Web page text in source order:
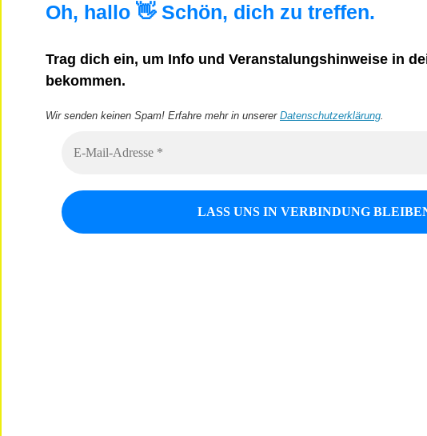
Oh, hallo 👋 Schön, dich zu treffen.
Trag dich ein, um Info und Veranstalungshinweise in
bekommen.
Wir senden keinen Spam! Erfahre mehr in unserer Datenschutzerklärung